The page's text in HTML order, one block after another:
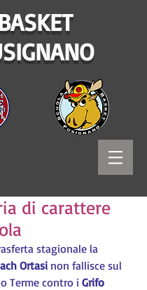
di carattere
stagionale la
Ortasi non fallisce sul
Terme contro i Grifo